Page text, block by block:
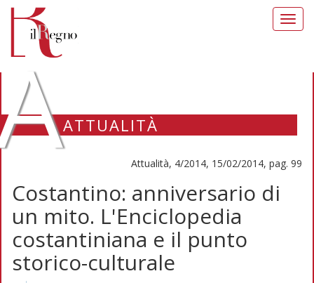
ATTUALITÀ
Attualità, 4/2014, 15/02/2014, pag. 99
Costantino: anniversario di
un mito. L'Enciclopedia
costantiniana e il punto
storico-culturale